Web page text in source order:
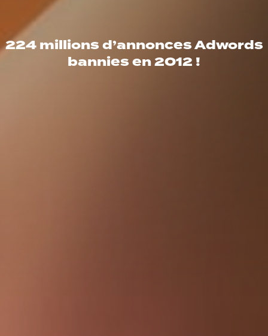
224 millions d’annonces Adwords
bannies en 2012 !